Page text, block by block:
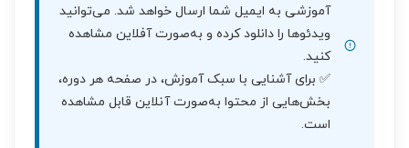
آموزشی به ایمیل شما ارسال خواهد شد. می‌توانید
ویدئوها را دانلود کرده و به‌صورت آفلاین مشاهده
کنید.
✅ برای آشنایی با سبک آموزش، در صفحه هر دوره،
بخش‌هایی از محتوا به‌صورت آنلاین قابل مشاهده
است.